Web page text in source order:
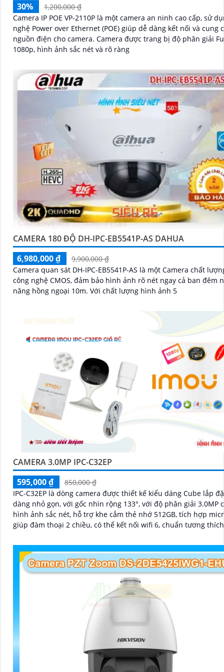
30%
1,200,000 ₫
Camera IP POE VP-2110P là một camera an ninh cao cấp, sử
nghệ Power over Ethernet (POE) giúp dễ dàng kết nối và cung
nguồn điện cho camera. Camera được trang bị độ phân giải Full HD
1080p, hình ảnh sắc nét và rõ ràng
CAMERA 180 ĐỘ DH-IPC-EB5541P-AS DAHUA
6,980,000 ₫
9,900,000 ₫
Camera quan sát DH-IPC-EB5541P-AS là một Camera chất
công nghệ CMOS, đảm bảo hình ảnh rõ nét ngay cả ban đêm
năng hồng ngoại 10m. Với chất lượng hình ảnh 5
CAMERA 3.0MP IPC-C32EP
595,000 ₫
850,000 ₫
IPC-C32EP là dòng camera được thiết kế kiểu dáng Cube lắp
dàng nhỏ gọn, với gốc nhìn rộng 133°, với độ phân giải 3.0MP
hình ảnh sắc nét, hỗ trợ khe cắm thẻ nhớ 512GB, tích hợp
giúp đàm thoại 2 chiều, có thể kết nối wifi 6, chuẩn tương